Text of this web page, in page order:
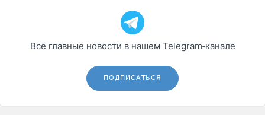
Все главные новости в нашем Telegram‑канале
ПОДПИСАТЬСЯ